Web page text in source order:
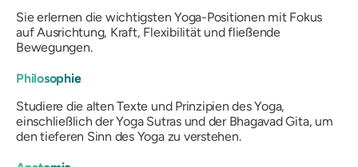
Sie erlernen die wichtigsten Yoga-Positionen mit Fokus
auf Ausrichtung, Kraft, Flexibilität und fließende
Bewegungen.
Philosophie
Studiere die alten Texte und Prinzipien des Yoga,
einschließlich der Yoga Sutras und der Bhagavad Gita, um
den tieferen Sinn des Yoga zu verstehen.